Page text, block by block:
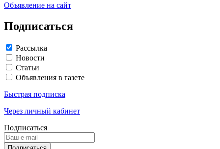
Объявление на сайт
Подписаться
Рассылка
Новости
Статьи
Объявления в газете
Быстрая подписка
Через личный кабинет
Подписаться